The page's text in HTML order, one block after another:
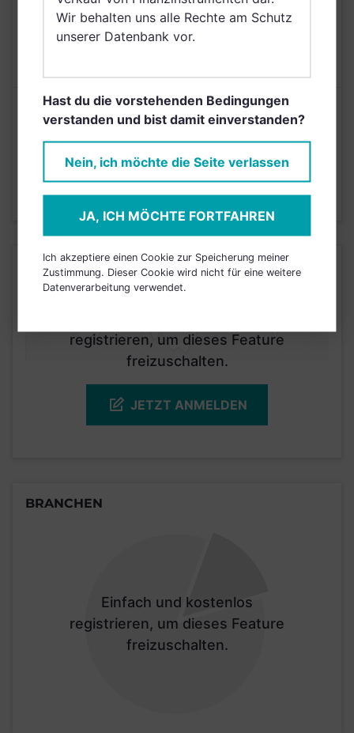
AUSGABEAUFSCHLAG 5,00%
MAX. LAUFENDE
Risikoeinstufung laut Anbieter (KID)
2 3 4 5 6
KURSENTWICKLUNG
registrieren, um dieses Feature
freizuschalten.
JETZT ANMELDEN
BRANCHEN
Einfach und kostenlos
registrieren, um dieses Feature
freizuschalten.
Wir behalten uns alle Rechte am Schutz
unserer Datenbank vor.
Hast du die vorstehenden Bedingungen
verstanden und bist damit einverstanden?
Nein, ich möchte die Seite verlassen
JA, ICH MÖCHTE FORTFAHREN
Ich akzeptiere einen Cookie zur Speicherung meiner
Zustimmung. Dieser Cookie wird nicht für eine weitere
Datenverarbeitung verwendet.